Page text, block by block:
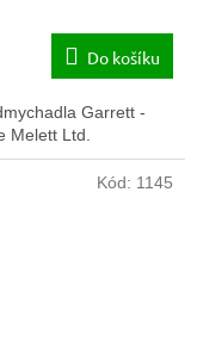
Do košíku
Garrett -
Melett Ltd.
Kód: 1145